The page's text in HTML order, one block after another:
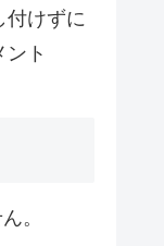
付けずに
ト
。